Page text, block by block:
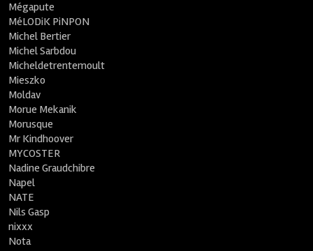
Mégapute
MéLODiK PiNPON
Michel Bertier
Michel Sarbdou
Micheldetrentemoult
Mieszko
Moldav
Morue Mekanik
Morusque
Mr Kindhoover
MYCOSTER
Nadine Graudchibre
Napel
NATE
Nils Gasp
nixxx
Nota